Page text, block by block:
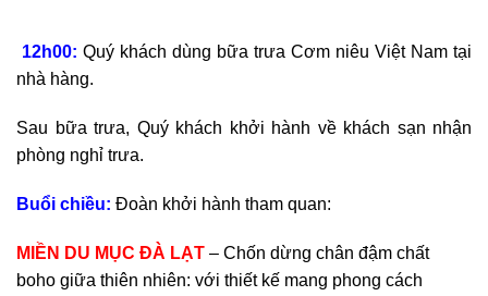
12h00: Quý khách dùng bữa trưa Cơm niêu Việt Nam tại
nhà hàng.
Sau bữa trưa, Quý khách khởi hành về khách sạn nhận
phòng nghỉ trưa.
Buổi chiều: Đoàn khởi hành tham quan:
MIỀN DU MỤC ĐÀ LẠT – Chốn dừng chân đậm chất
boho giữa thiên nhiên: với thiết kế mang phong cách